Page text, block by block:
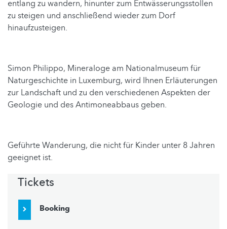
entlang zu wandern, hinunter zum Entwässerungsstollen
zu steigen und anschließend wieder zum Dorf
hinaufzusteigen.
Simon Philippo, Mineraloge am Nationalmuseum für
Naturgeschichte in Luxemburg, wird Ihnen Erläuterungen
zur Landschaft und zu den verschiedenen Aspekten der
Geologie und des Antimoneabbaus geben.
Geführte Wanderung, die nicht für Kinder unter 8 Jahren
geeignet ist.
Tickets
Booking